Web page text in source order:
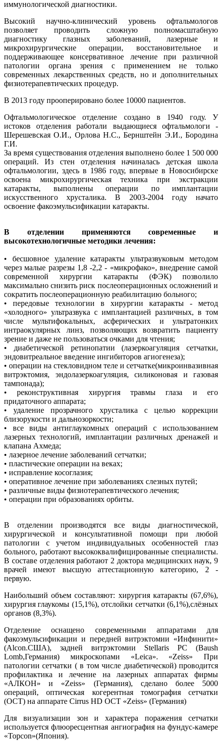
иммунологической диагностики.
Высокий научно-клинический уровень офтальмологов
позволяет проводить сложную полномасштабную
диагностику глазных заболеваний, лазерные и
микрохирургические операции, восстановительное и
поддерживающее консервативное лечение при различной
патологии органа зрения с применением не только
современных лекарственных средств, но и дополнительных
физиотерапевтических процедур.
В 2013 году прооперировано более 10000 пациентов.
Офтальмологическое отделение создано в 1940 году. У
истоков отделения работали выдающиеся офтальмологи -
Шерешевская О.И., Орлова Н.С., Бернштейн Э.И., Бородина
Г.И.
За время существования отделения выполнено более 1 500 000
операций. Из стен отделения начиналась детская школа
офтальмологии, здесь в 1986 году, впервые в Новосибирске
освоена микрохирургическая техника при экстракции
катаракты, выполнены операции по имплантации
искусственного хрусталика. В 2003-2004 году начато
освоение факоэмульсификации катаракты.
В отделении применяются современные и
высокотехнологичные методики лечения:
• бесшовное удаление катаракты ультразвуковым методом
через малые разрезы 1,8 -2,2 - «микрофако», внедрение самой
современной хирургии катаракты (ФЭК) позволило
максимально снизить риск послеоперационных осложнений и
сократить послеоперационную реабилитацию больного;
• передовые технологии в хирургии катаракты - метод
«холодного» ультразвука с имплантацией различных, в том
числе мультифокальных, асферических и ультратонких
интраокулярных линз, позволяющих возвратить пациенту
зрение и даже не пользоваться очками для чтения;
• диабетической ретинопатии (лазеркоагуляция сетчатки,
эндовитреальное введение ингибиторов агиогенеза);
• операции на стекловидном теле и сетчатке(микроинвазивная
витрэктомия, эндолазеркоагуляция, силиконовая и газовая
тампонада);
• реконструктивная хирургия травмы глаза и его
придаточного аппарата;
• удаление прозрачного хрусталика с целью коррекции
близорукости и дальнозоркости;
• все виды антиглаукомных операций с использованием
лазерных технологий, имплантации различных дренажей и
клапана Ахмеда;
• лазерное лечение заболеваний сетчатки;
• пластические операции на веках;
• исправление косоглазия;
• оперативное лечение при заболеваниях слезных путей;
• различные виды физиотерапевтического лечения;
• операции при образованиях орбиты.
В отделении производятся все виды диагностической,
хирургической и консультативной помощи при любой
патологии с учетом индивидуальных особенностей глаз
больного, работают высококвалифицированные специалисты.
В составе отделения работают 2 доктора медицинских наук, 9
врачей имеют высшую аттестационную категорию, 2 -
первую.
Наибольший объем составляют: хирургия катаракты (67,6%),
хирургия глаукомы (15,1%), отслойки сетчатки (6,1%),слёзных
органов (8,3%).
Отделение оснащено современными аппаратами для
факоэмульсификации и передней витрэктомии «Инфинити»
(Alcon.США), задней витрэктомии Stellaris PC (Baush
Lomb,Германия) микроскопами «Leica». «Zeiss» При
патологии сетчатки ( в том числе диабетической) проводится
профилактика и лечение на лазерных аппаратах фирмы
«АЛКОН» и «Zeiss» (Германия), сделано более 5000
операций, оптическая когерентная томография сетчатки
(ОСТ) на аппарате Cirrus HD OCT «Zeiss» (Германия)
Для визуализации зон и характера поражения сетчатки
используется флюоресцентная ангиография на фундус-камере
«Topcon»(Япония).